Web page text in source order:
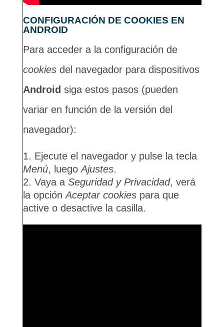
CONFIGURACIÓN DE COOKIES EN
ANDROID
Para acceder a la configuración de
cookiesdel navegador para dispositivos
Android siga estos pasos (pueden
variar en función de la versión del
navegador):
Ejecute el navegador y pulse la tecla
Menú, luegoAjustes.
Vaya a Seguridad y Privacidad, verá
la opciónAceptar cookiespara que
active o desactive la casilla.